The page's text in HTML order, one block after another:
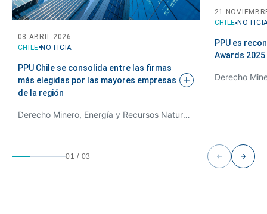
CHILE NOTICIA
08 ABRIL 2026
PPU Chile se consolida entre las firmas
más elegidas por las mayores empresas
de la región
Derecho Minero, Energía y Recursos Naturales, Desarrollo de Proyectos y Derecho de Infraestructura
CHILE
21
PPU es
Awards 2025
01 / 03